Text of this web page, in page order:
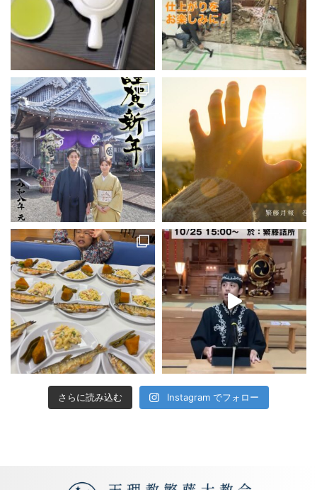
さらに読み込む Instagram でフォロー